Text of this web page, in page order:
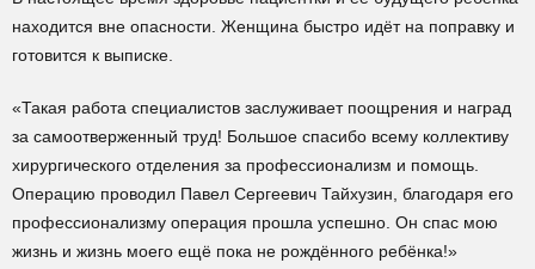
находится вне опасности. Женщина быстро идёт на поправку и
готовится к выписке.
«Такая работа специалистов заслуживает поощрения и наград
за самоотверженный труд! Большое спасибо всему коллективу
хирургического отделения за профессионализм и помощь.
Операцию проводил Павел Сергеевич Тайхузин, благодаря его
профессионализму операция прошла успешно. Он спас мою
жизнь и жизнь моего ещё пока не рождённого ребёнка!»